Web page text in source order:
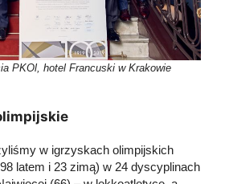
PKOl, hotel Francuski w Krakowie
w igrzyskach olimpijskich
latem i 23 zimą) w 24 dyscyplinach